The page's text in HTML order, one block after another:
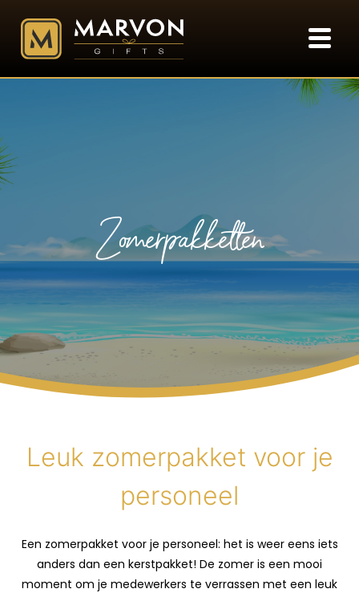
Zomerpakketten
Leuk zomerpakket voor je
personeel
Een zomerpakket voor je personeel: het is weer eens iets
anders dan een kerstpakket! De zomer is een mooi
moment om je medewerkers te verrassen met een leuk